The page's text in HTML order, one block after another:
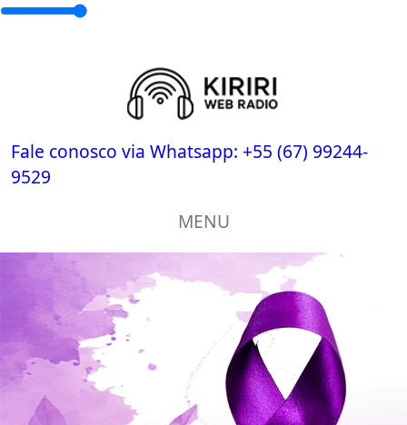
Fale conosco via Whatsapp: +55 (67) 99244-
9529
MENU